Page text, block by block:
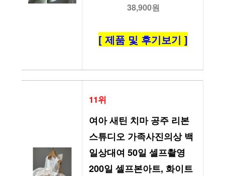
38,900원
[ 제품 및 후기보기 ]
11위
여아 새틴 치마 공주 리본
스튜디오 가족사진의상 백
일상대여 50일 셀프촬영
200일 셀프본아트, 화이트